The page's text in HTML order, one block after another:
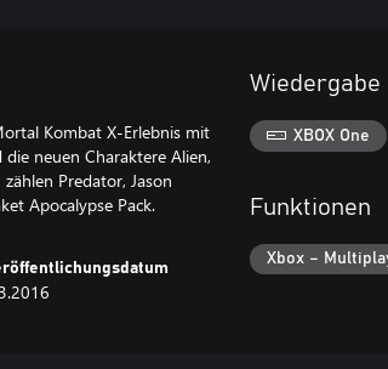
Kombat X-Erlebnis mit
neuen Charaktere Alien,
Predator, Jason
Apocalypse Pack.
Wiedergabe
XBOX One
Funktionen
Xbox –